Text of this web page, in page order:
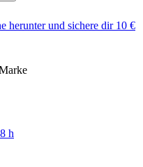
herunter und sichere dir 10 €
h